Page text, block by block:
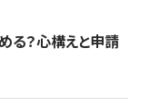
る？心構えと申請